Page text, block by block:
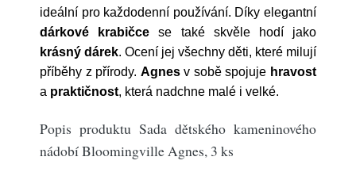
ideální pro každodenní používání. Díky elegantní
dárkové krabičce se také skvěle hodí jako
krásný dárek. Ocení jej všechny děti, které milují
příběhy z přírody. Agnesv sobě spojuje hravost
a praktičnost, která nadchne malé i velké.
Popis produktu Sada dětského kameninového
nádobí Bloomingville Agnes, 3 ks